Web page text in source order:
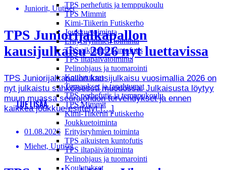
TPS perhefutis ja temppukoulu
TPS Mimmit
Kimi-Tiikerin Futiskerho
Joukkuetoiminta
Erityisryhmien toiminta
TPS aikuisten kuntofutis
TPS iltapäivätoiminta
Pelinohjaus ja tuomarointi
Koulutukset
Turnaukset ja tapahtumat
TPS perhefutis ja temppukoulu
TPS Mimmit
Kimi-Tiikerin Futiskerho
Joukkuetoiminta
Erityisryhmien toiminta
TPS aikuisten kuntofutis
TPS iltapäivätoiminta
Pelinohjaus ja tuomarointi
Koulutukset
Juniorit, Uutiset
TPS Juniorijalkapallon
kausijulkaisu 2026 nyt luettavissa
TPS Juniorijalkapallon kausijulkaisu vuosimallia 2026 on
nyt julkaistu sähköisessä muodossa. Julkaisusta löytyy
muun muassa seurajohdon tervehdykset ja ennen
kaikkea joukkue-esittelyt.[…]
LUE LISÄÄ
01.08.2026
Miehet, Uutiset